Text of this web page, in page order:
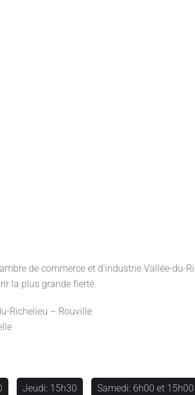
de commerce et d’industrie Vallée-du-
la plus grande fierté.
Richelieu – Rouville
Jeudi: 15h30 Samedi: 6h00 et 15h00